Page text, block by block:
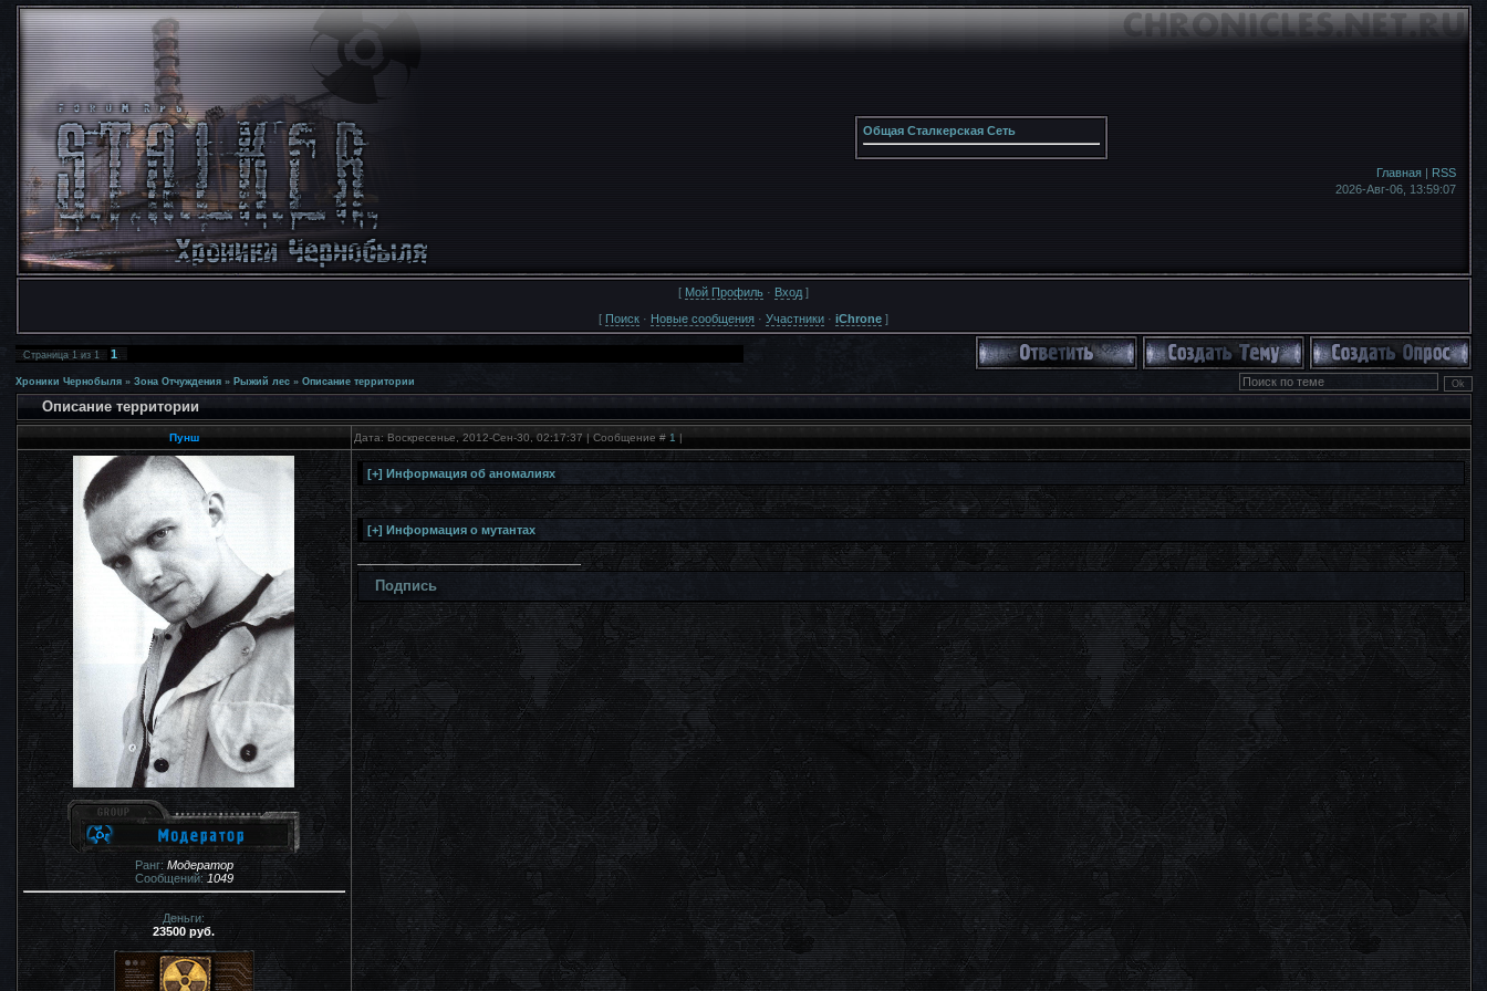
Общая Сталкерская Сеть
Главная| RSS
2026-Авг-06, 13:59:08
[ Мой Профиль · Вход ]
[ Поиск · Новые сообщения · Участники · iChrone ]
Страница1из1 1
Хроники Чернобыля » Зона Отчуждения » Рыжий лес » Описание территории
Описание территории
Пунш Дата: Воскресенье, 2012-Сен-30, 02:17:37 | Сообщение # 1 |
Ранг: Модератор
Сообщений:1049
Деньги:
23500 руб.
Подпись